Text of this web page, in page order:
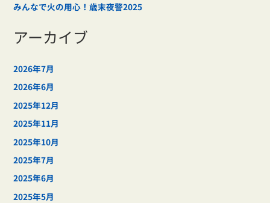
みんなで火の用心！歳末夜警2025
アーカイブ
2026年7月
2026年6月
2025年12月
2025年11月
2025年10月
2025年7月
2025年6月
2025年5月